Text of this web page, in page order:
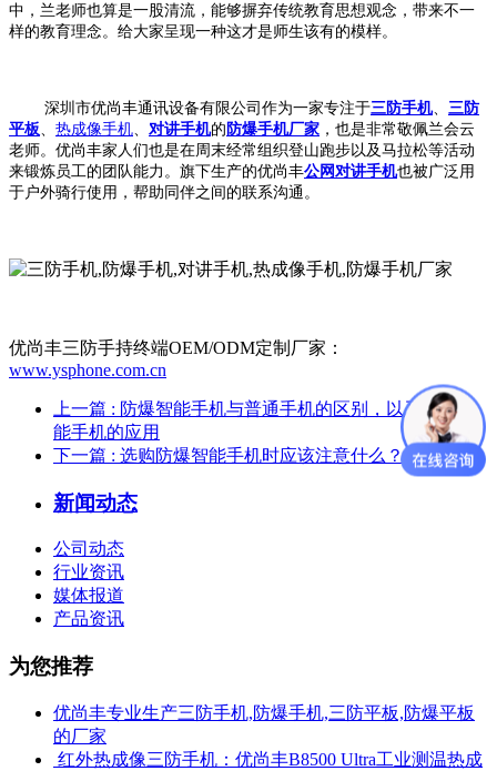
中，兰老师也算是一股清流，能够摒弃传统教育思想观念，带来不一
样的教育理念。给大家呈现一种这才是师生该有的模样。
深圳市优尚丰通讯设备有限公司作为一家专注于三防手机、 三防
平板
热成像手机 对讲手机的 防爆手机厂家 ，也是非常敬佩兰会云
老师。优尚丰家人们也是在周末经常组织登山跑步以及马拉松等活动
来锻炼员工的团队能力。旗下生产的优尚丰公网对讲手机也被广泛用
于 户外骑行使用，帮助同伴之间的联系沟通。
优尚丰三防手持终端OEM/ODM定制厂家：
www.ysphone.com.cn
上一篇 : 防爆智能手机与普通手机的区别，以及防爆智
能手机的应用
下一篇 : 选购防爆智能手机时应该注意什么？
新闻动态
公司动态
行业资讯
媒体报道
产品资讯
为您推荐
优尚丰专业生产三防手机,防爆手机,三防平板,防爆平板
的厂家
​ 红外热成像三防手机：优尚丰B8500 Ultra工业测温热成